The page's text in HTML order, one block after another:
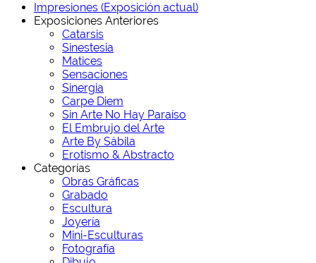
Impresiones (Exposición actual)
Exposiciones Anteriores
Catarsis
Sinestesia
Matices
Sensaciones
Sinergia
Carpe Diem
Sin Arte No Hay Paraíso
El Embrujo del Arte
Arte By Sábila
Erotismo & Abstracto
Categorías
Obras Gráficas
Grabado
Escultura
Joyería
Mini-Esculturas
Fotografía